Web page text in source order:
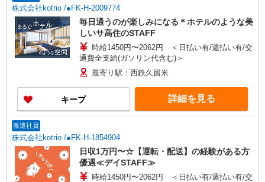
株式会社kotrio /●FK-H-2009774
毎日通うのが楽しみになる＊ホテルのような美
しいサ高住のSTAFF
時給1450円〜2062円 ＜日払い有/週払い有/交
通費全支給(ガソリン代含む)＞
最寄り駅：西鉄久留米
キープ 詳細を見る
派遣社員
株式会社kotrio /●FK-H-1854904
日収1万円〜☆【運転・配送】の経験がある方
優遇≪デイSTAFF≫
時給1450円〜2062円 ＜日払い有/週払い有/交